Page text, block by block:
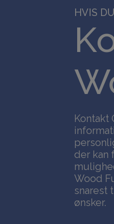
HVIS
Kontakt
der kan
Wood
snarest
ønsker.